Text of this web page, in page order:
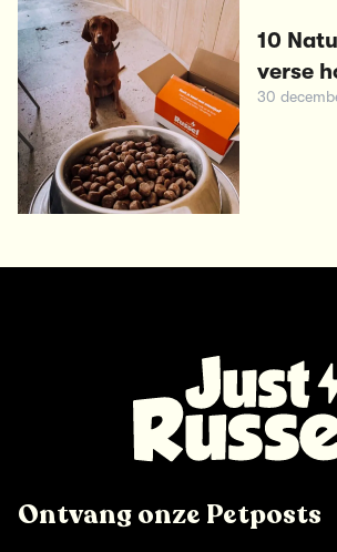
10
verse
30
Ontvang onze Petposts